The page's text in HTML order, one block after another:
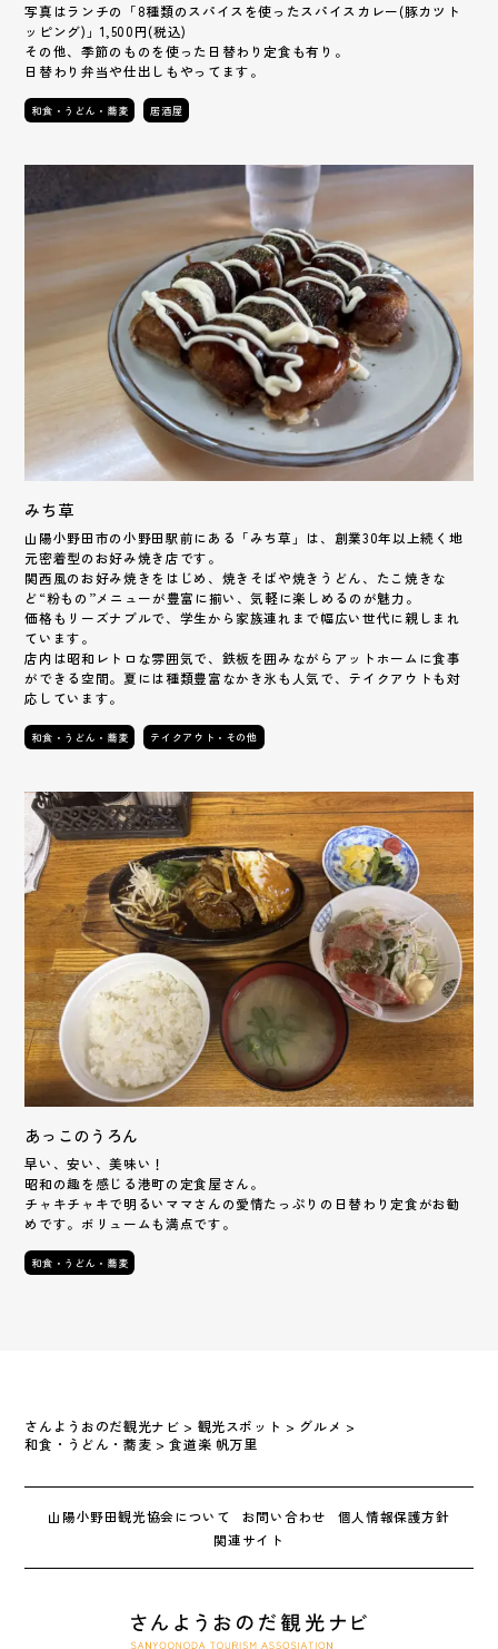
写真はランチの「8種類のスパイスを使ったスパイスカレー(豚カツト
ッピング)」1,500円(税込)
その他、季節のものを使った日替わり定食も有り。
日替わり弁当や仕出しもやってます。
和食・うどん・蕎麦 居酒屋
みち草
山陽小野田市の小野田駅前にある「みち草」は、創業30年以上続く地
元密着型のお好み焼き店です。
関西風のお好み焼きをはじめ、焼きそばや焼きうどん、たこ焼きな
ど“粉もの”メニューが豊富に揃い、気軽に楽しめるのが魅力。
価格もリーズナブルで、学生から家族連れまで幅広い世代に親しまれ
ています。
店内は昭和レトロな雰囲気で、鉄板を囲みながらアットホームに食事
ができる空間。夏には種類豊富なかき氷も人気で、テイクアウトも対
応しています。
和食・うどん・蕎麦 テイクアウト・その他
あっこのうろん
早い、安い、美味い！
昭和の趣を感じる港町の定食屋さん。
チャキチャキで明るいママさんの愛情たっぷりの日替わり定食がお勧
めです。ボリュームも満点です。
和食・うどん・蕎麦
さんようおのだ観光ナビ > 観光スポット > グルメ >
和食・うどん・蕎麦 >食道楽 帆万里
山陽小野田観光協会について お問い合わせ
個人情報保護方針
関連サイト